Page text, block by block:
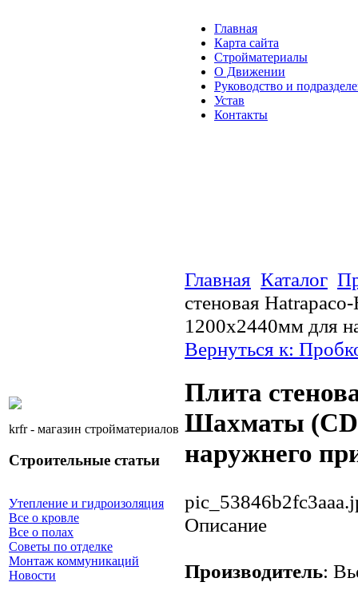
krfr - магазин стройматериалов
Строительные статьи
Утепление и гидроизоляция
Все о кровле
Все о полах
Советы по отделке
Монтаж коммуникаций
Новости
Главная
Карта сайта
Стройматериалы
О Движении
Руководство и
Устав
Контакты
Главная Каталог
стеновая
1200х2440мм для
Вернуться к:
Плита
Шахматы
наружнего
Описание
Производитель: